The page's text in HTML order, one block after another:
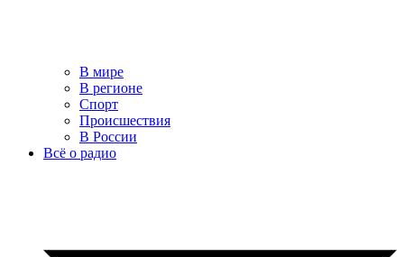
В мире
В регионе
Спорт
Происшествия
В России
Всё о радио